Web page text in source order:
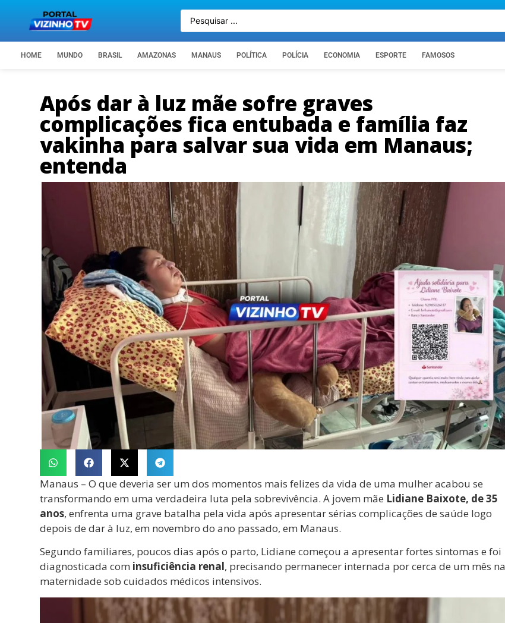
HOME MUNDO BRASIL AMAZONAS MANAUS POLÍTICA POLÍCIA ECONOMIA ESPORTE FAMOSOS
Após dar à luz mãe sofre graves
complicações fica entubada e família faz
vakinha para salvar sua vida em Manaus;
entenda
Manaus – O que deveria ser um dos momentos mais felizes da vida de uma mulher acabou se
transformando em uma verdadeira luta pela sobrevivência. A jovem mãe Lidiane Baixote, de 35
anos, enfrenta uma grave batalha pela vida após apresentar sérias complicações de saúde logo
depois de dar à luz, em novembro do ano passado, em Manaus.
Segundo familiares, poucos dias após o parto, Lidiane começou a apresentar fortes sintomas e foi
diagnosticada com insuficiência renal, precisando permanecer internada por cerca de um mês na
maternidade sob cuidados médicos intensivos.